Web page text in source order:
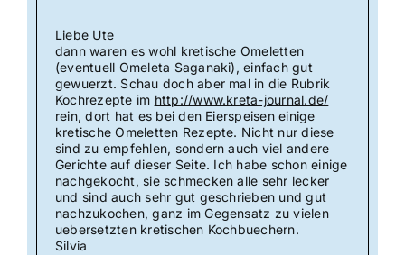
Liebe Ute
dann waren es wohl kretische Omeletten
(eventuell Omeleta Saganaki), einfach gut
gewuerzt. Schau doch aber mal in die Rubrik
Kochrezepte im http://www.kreta-journal.de/
rein, dort hat es bei den Eierspeisen einige
kretische Omeletten Rezepte. Nicht nur diese
sind zu empfehlen, sondern auch viel andere
Gerichte auf dieser Seite. Ich habe schon einige
nachgekocht, sie schmecken alle sehr lecker
und sind auch sehr gut geschrieben und gut
nachzukochen, ganz im Gegensatz zu vielen
uebersetzten kretischen Kochbuechern.
Silvia